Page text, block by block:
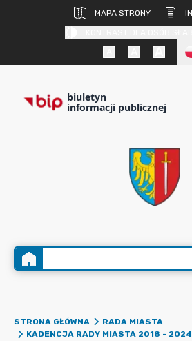
MAPA STRONY
biuletyn
informacji publicznej
STRONA GŁÓWNA
RADA MIASTA
KADENCJA RADY MIASTA 2018 - 2024